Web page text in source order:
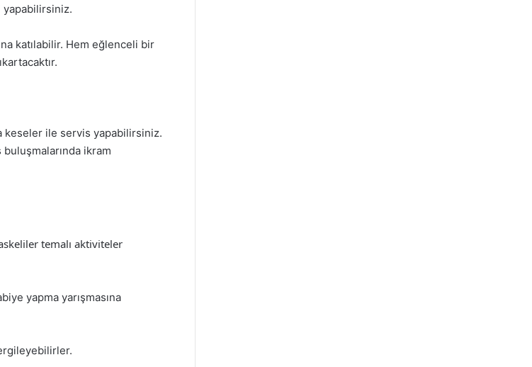
yapabilirsiniz.
katılabilir. Hem eğlenceli bir
keseler ile servis yapabilirsiniz.
ikram
temalı aktiviteler
yapma yarışmasına